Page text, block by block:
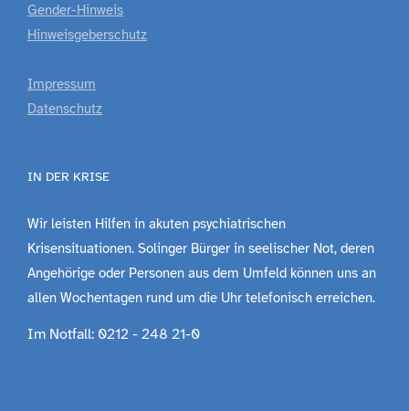
Gender-Hinweis
Hinweisgeberschutz
Impressum
Datenschutz
IN DER KRISE
Wir leisten Hilfen in akuten psychiatrischen
Krisensituationen. Solinger Bürger in seelischer Not, deren
Angehörige oder Personen aus dem Umfeld können uns an
allen Wochentagen rund um die Uhr telefonisch erreichen.
Im Notfall: 0212 - 248 21-0